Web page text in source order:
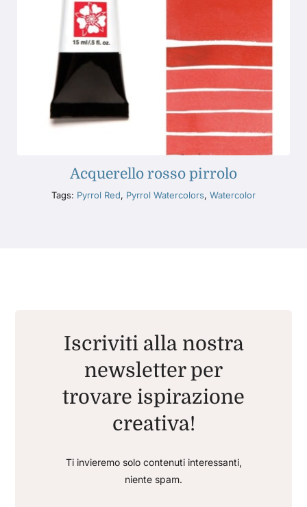
Acquerello rosso pirrolo
Tags: Pyrrol Red, Pyrrol Watercolors, Watercolor
Iscriviti alla nostra
newsletter per
trovare ispirazione
creativa!
Ti invieremo solo contenuti interessanti,
niente spam.